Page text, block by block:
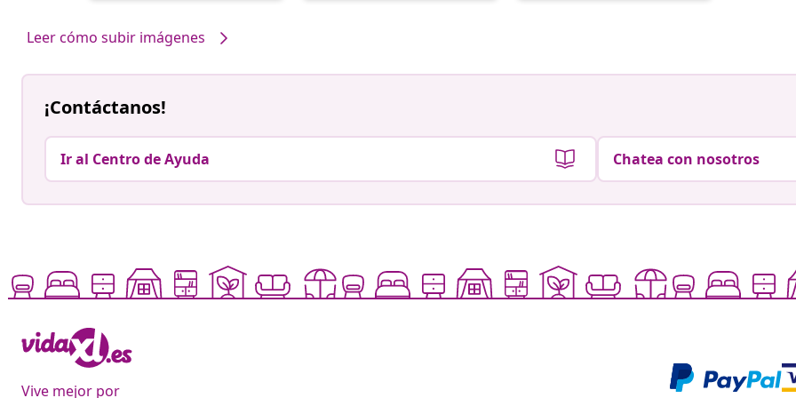
Leer cómo subir imágenes
¡Contáctanos!
Ir al Centro de Ayuda Chatea con nosotros
Vive mejor por